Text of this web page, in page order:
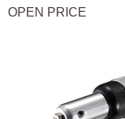
OPEN PRICE